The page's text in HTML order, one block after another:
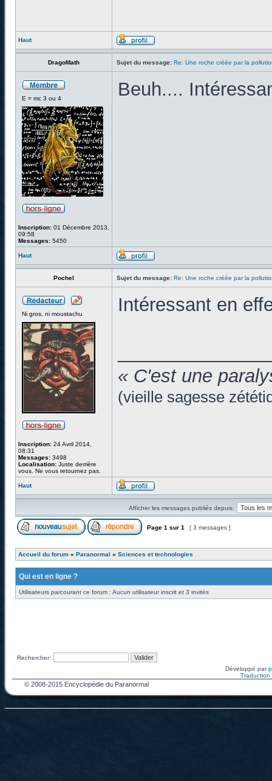
Haut
DragoMath Sujet du message: Re: Une roche créée par la
E = mc 3 ou 4
Inscription: 01 Décembre 2013,
09:58
Messages: 5450
Beuh....
Haut
Pochel Sujet du message: Re: Une roche créée par la
Ni gros, ni moustachu
Inscription: 24 Avril 2014,
08:31
Messages: 3498
Localisation: Juste derrière
vous. Ne vous retournez pas.
Intéressant en
« C'est une
(vieille sagesse
Haut
Afficher les messages publiés depuis:
Page 1 sur 1 [ 3 messages ]
Accueil du forum » Paranormal » Sciences et technologies
Qui est en ligne ?
Utilisateurs parcourant ce forum : Aucun utilisateur inscrit et 3 invités
Rechercher:
Développé par
Traduction
© 2008-2015 Encyclopédie du Paranormal